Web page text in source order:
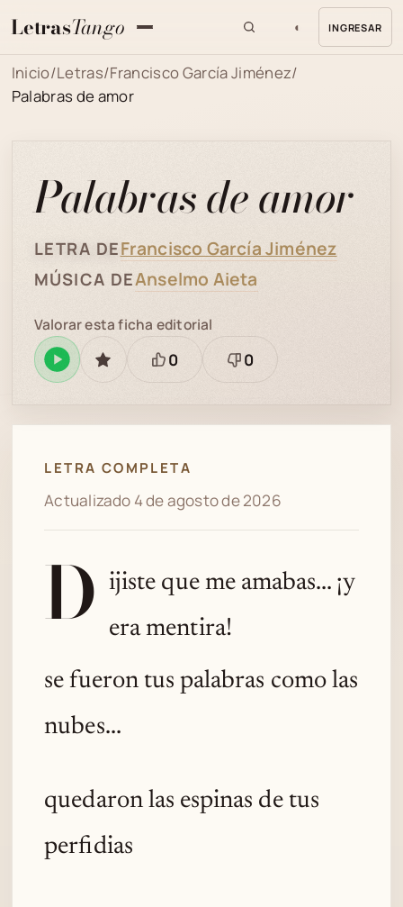
LetrasTango ◐ INGRESAR
Inicio/Letras/Francisco García Jiménez/
Palabras de amor
Palabras de amor
LETRA DEFrancisco García Jiménez
MÚSICA DEAnselmo Aieta
ReproducirGUARDAR
Valorar esta ficha editorial
Está
0
Necesita
0
LETRA COMPLETA
Actualizado 4 de agosto de 2026
D ijiste que me amabas... ¡y
era mentira!
se fueron tus palabras como las
nubes...
quedaron las espinas de tus
perfidias